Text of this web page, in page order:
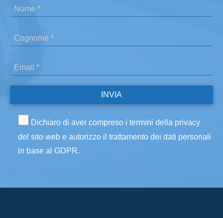
Dichiaro di aver compreso i termini della privacy
del sito web e autorizzo il trattamento dei dati personali
in base al GDPR.